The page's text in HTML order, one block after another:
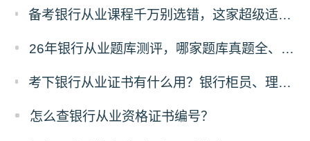
备考银行从业课程千万别选错，这家超级适合零基础，主要还实惠！
26年银行从业题库测评，哪家题库真题全、免费东西多？
考下银行从业证书有什么用？银行柜员、理财经理、客户经理是否强制持证？
怎么查银行从业资格证书编号？